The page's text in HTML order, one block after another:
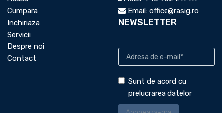
Cumpara
Inchiriaza
Servicii
Despre noi
Contact
Email: office@rasig.ro
NEWSLETTER
Sunt de acord cu
prelucrarea datelor